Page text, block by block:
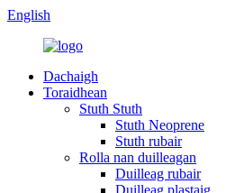
English
Dachaigh
Toraidhean
Stuth Stuth
Stuth Neoprene
Stuth rubair
Rolla nan duilleagan
Duilleag rubair
Duilleag plastaig